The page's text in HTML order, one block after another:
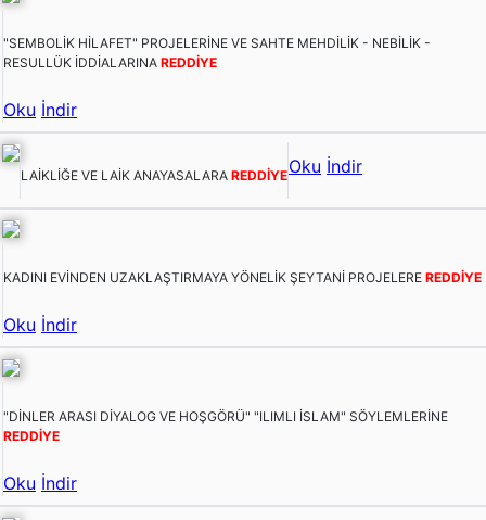
"SEMBOLİK HİLAFET" PROJELERİNE VE SAHTE MEHDİLİK - NEBİLİK -
RESULLÜK İDDİALARINA REDDİYE
Oku İndir
LAİKLİĞE VE LAİK ANAYASALARA REDDİYEOku İndir
KADINI EVİNDEN UZAKLAŞTIRMAYA YÖNELİK ŞEYTANİ PROJELERE REDDİYE
Oku İndir
"DİNLER ARASI DİYALOG VE HOŞGÖRÜ" "ILIMLI İSLAM" SÖYLEMLERİNE
REDDİYE
Oku İndir